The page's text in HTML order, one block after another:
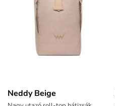
Neddy Beige